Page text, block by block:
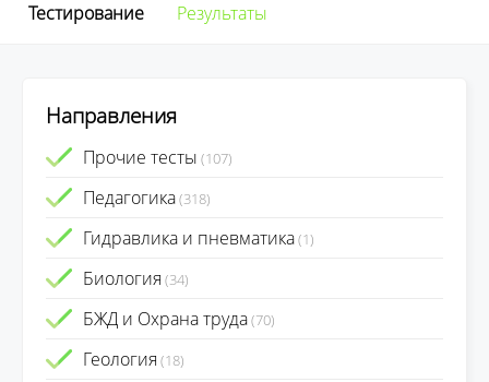
Тестирование Результаты
Направления
Прочие тесты (107)
Педагогика(318)
Гидравлика и пневматика(1)
Биология (34)
БЖД и Охрана труда(70)
Геология (18)